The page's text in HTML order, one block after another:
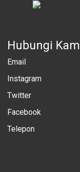
Hubungi
Email
Instagram
Twitter
Facebook
Telepon